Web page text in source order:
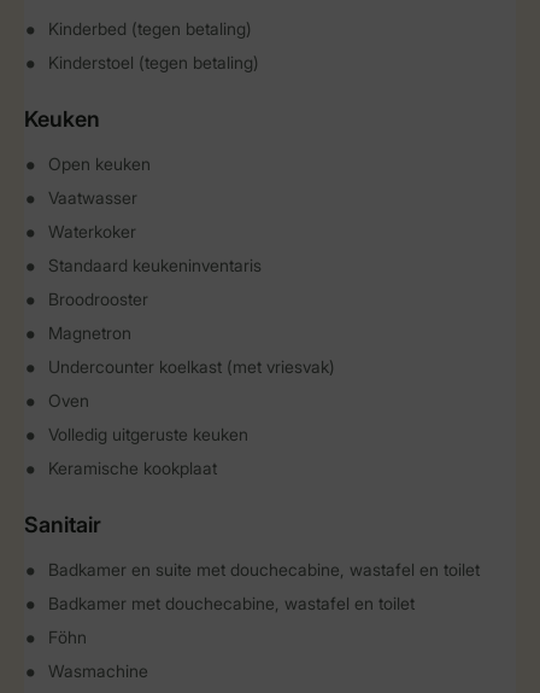
Kinderbed (tegen betaling)
Kinderstoel (tegen betaling)
Keuken
Open keuken
Vaatwasser
Waterkoker
Standaard keukeninventaris
Broodrooster
Magnetron
Undercounter koelkast (met vriesvak)
Oven
Volledig uitgeruste keuken
Keramische kookplaat
Sanitair
Badkamer en suite met douchecabine, wastafel en toilet
Badkamer met douchecabine, wastafel en toilet
Föhn
Wasmachine